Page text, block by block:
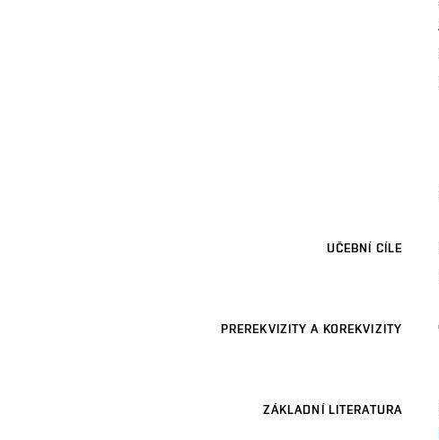
UČEBNÍ CÍLE
PREREKVIZITY A KOREKVIZITY
ZÁKLADNÍ LITERATURA